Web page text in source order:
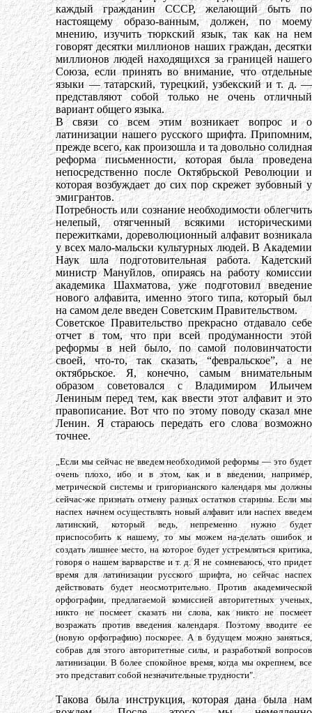
каждый гражданин СССР, желающий быть по
настоящему образо-ванным, должен, по моему
мнению, изучить тюркский язык, так как на нем
говорят десятки миллионов наших граждан, десятки
миллионов людей находящихся за границей нашего
Союза, если принять во внимание, что отдельные
языки — татарский, турецкий, узбекский и т. д. —
представляют собой только не очень отличный
вариант общего языка.
В связи со всем этим возникает вопрос и о
латинизации нашего русского шрифта. Припомним,
прежде всего, как произошла и та довольно солидная
реформа письменности, которая была проведена
непосредственно после Октябрьской Революции и
которая возбуждает до сих пор скрежет зубовный у
эмигрантов.
Потребность или сознание необходимости облегчить
нелепый, отягченный всякими историческими
пережитками, дореволюционный алфавит возникала
у всех мало-мальски культурных людей. В Академии
Наук шла подготовительная работа. Кадетский
министр Мануйлов, опираясь на работу комиссии
академика Шахматова, уже подготовил введение
нового алфавита, именно этого типа, который был
на самом деле введен Советским Правительством.
Советское Правительство прекрасно отдавало себе
отчет в том, что при всей продуманности этой
реформы в ней было, по самой половинчатости
своей, что-то, так сказать, “февральское”, а не
октябрьское. Я, конечно, самым внимательным
образом советовался с Владимиром Ильичем
Лениным перед тем, как ввести этот алфавит и это
правописание. Вот что по этому поводу сказал мне
Ленин. Я стараюсь передать его слова возможно
точнее.
„Если мы сейчас не введем необходимой реформы — это будет
очень плохо, ибо и в этом, как и в введении, например,
метрической системы и григорианского календаря мы должны
сейчас-же признать отмену разных остатков старины. Если мы
наспех начнем осуществлять новый алфавит или наспех введем
латинский, который ведь, непременно нужно будет
приспособить к нашему, то мы можем на-делать ошибок и
создать лишнее место, на которое будет устремляться критика,
говоря о нашем варварстве и т. д. Я не сомневаюсь, что придет
время для латинизации русского шрифта, но сейчас наспех
действовать будет неосмотрительно. Против академической
орфографии, предлагаемой комиссией авторитетных ученых,
никто не посмеет сказать ни слова, как никто не посмеет
возражать против введения календаря. Поэтому вводите ее
(новую орфографию) поскорее. А в будущем можно заняться,
собрав для этого авторитетные силы, и разработкой вопросов
латинизации. В более спокойное время, когда мы окрепнем, все
это представит собой незначительные трудности".
Такова была инструкция, которая дана была нам